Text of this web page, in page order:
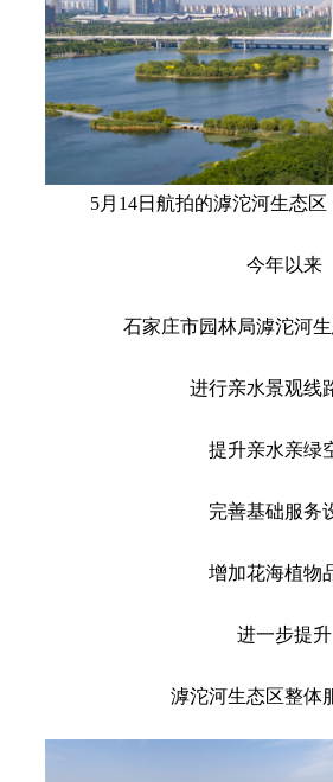
5月14日航拍的滹沱河生态区
今年以来
石家庄市园林局滹沱河
进行亲水景观线
提升亲水亲绿
完善基础服务
增加花海植物
进一步提升
滹沱河生态区整体